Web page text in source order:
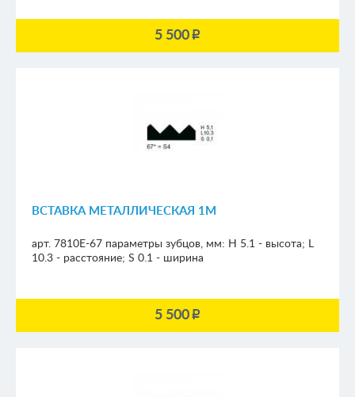
5 500p
ВСТАВКА МЕТАЛЛИЧЕСКАЯ 1М
арт. 7810E-67 параметры зубцов, мм: H 5.1 - высота; L
10.3 - расстояние; S 0.1 - ширина
5 500p